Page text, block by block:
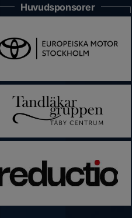
Huvudsponsorer